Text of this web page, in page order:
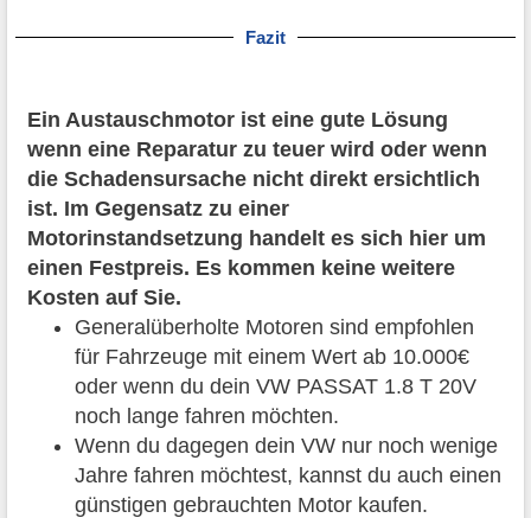
Fazit
Ein Austauschmotor ist eine gute Lösung
wenn eine Reparatur zu teuer wird oder wenn
die Schadensursache nicht direkt ersichtlich
ist. Im Gegensatz zu einer
Motorinstandsetzung handelt es sich hier um
einen Festpreis. Es kommen keine weitere
Kosten auf Sie.
Generalüberholte Motoren sind empfohlen
für Fahrzeuge mit einem Wert ab 10.000€
oder wenn du dein VW PASSAT 1.8 T 20V
noch lange fahren möchten.
Wenn du dagegen dein VW nur noch wenige
Jahre fahren möchtest, kannst du auch einen
günstigen gebrauchten Motor kaufen.